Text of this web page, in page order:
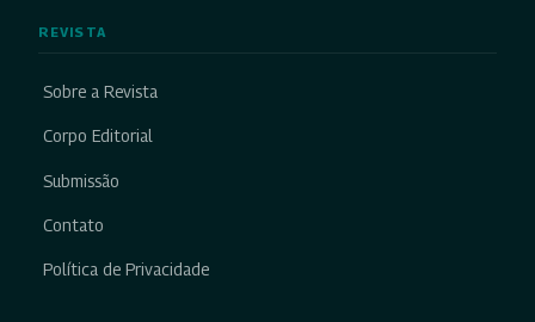
REVISTA
Sobre a Revista
Corpo Editorial
Submissão
Contato
Política de Privacidade